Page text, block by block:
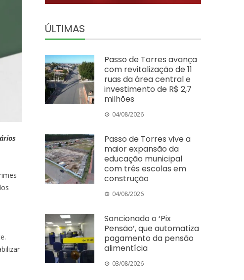
ÚLTIMAS
Passo de Torres avança
com revitalização de 11
ruas da área central e
investimento de R$ 2,7
milhões
04/08/2026
Passo de Torres vive a
maior expansão da
educação municipal
com três escolas em
construção
04/08/2026
Sancionado o ‘Pix
Pensão’, que automatiza
pagamento da pensão
alimentícia
03/08/2026